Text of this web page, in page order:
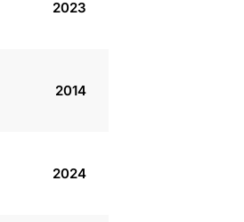
2023
2014
2024